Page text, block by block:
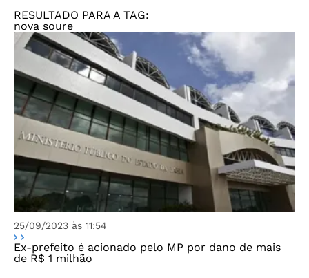
RESULTADO PARA A TAG:
nova soure
25/09/2023 às 11:54
Ex-prefeito é acionado pelo MP por dano de mais
de R$ 1 milhão